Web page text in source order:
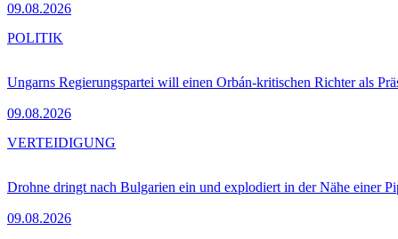
09.08.2026
Ungarns Regierungspartei will einen Orbán-kritischen Richter als
09.08.2026
POLITIK
Drohne dringt nach Bulgarien ein und explodiert in der Nähe einer
09.08.2026
VERTEIDIGUNG